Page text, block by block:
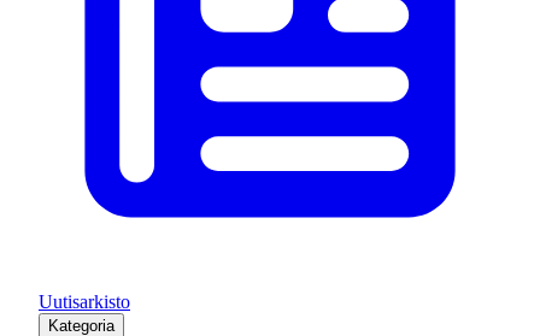
Uutisarkisto
Kategoria